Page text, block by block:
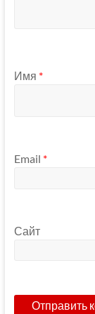
Имя *
Email *
Сайт